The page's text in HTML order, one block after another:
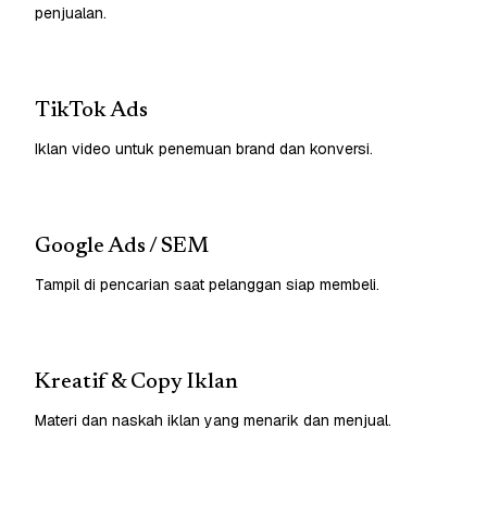
penjualan.
TikTok Ads
Iklan video untuk penemuan brand dan konversi.
Google Ads / SEM
Tampil di pencarian saat pelanggan siap membeli.
Kreatif & Copy Iklan
Materi dan naskah iklan yang menarik dan menjual.